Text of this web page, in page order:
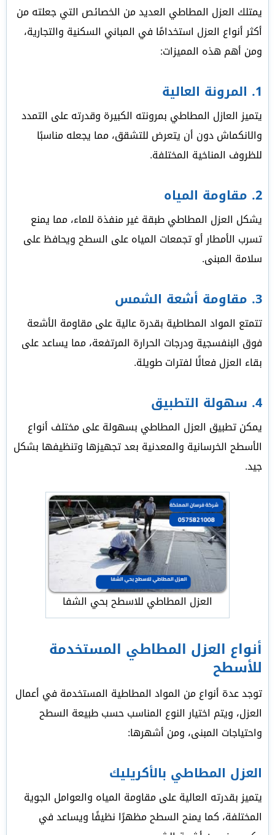
يمتلك العزل المطاطي العديد من الخصائص التي جعلته من
أكثر أنواع العزل استخدامًا في المباني السكنية والتجارية،
ومن أهم هذه المميزات:
1. المرونة العالية
يتميز العازل المطاطي بمرونته الكبيرة وقدرته على التمدد
والانكماش دون أن يتعرض للتشقق، مما يجعله مناسبًا
للظروف المناخية المختلفة.
2. مقاومة المياه
يشكل العزل المطاطي طبقة غير منفذة للماء، مما يمنع
تسرب الأمطار أو تجمعات المياه على السطح ويحافظ على
سلامة المبنى.
3. مقاومة أشعة الشمس
تتمتع المواد المطاطية بقدرة عالية على مقاومة الأشعة
فوق البنفسجية ودرجات الحرارة المرتفعة، مما يساعد على
بقاء العزل فعالًا لفترات طويلة.
4. سهولة التطبيق
يمكن تطبيق العزل المطاطي بسهولة على مختلف أنواع
الأسطح الخرسانية والمعدنية بعد تجهيزها وتنظيفها بشكل
جيد.
العزل المطاطي للاسطح بحي الشفا
أنواع العزل المطاطي المستخدمة
للأسطح
توجد عدة أنواع من المواد المطاطية المستخدمة في أعمال
العزل، ويتم اختيار النوع المناسب حسب طبيعة السطح
واحتياجات المبنى، ومن أشهرها:
العزل المطاطي بالأكريليك
يتميز بقدرته العالية على مقاومة المياه والعوامل الجوية
المختلفة، كما يمنح السطح مظهرًا نظيفًا ويساعد في